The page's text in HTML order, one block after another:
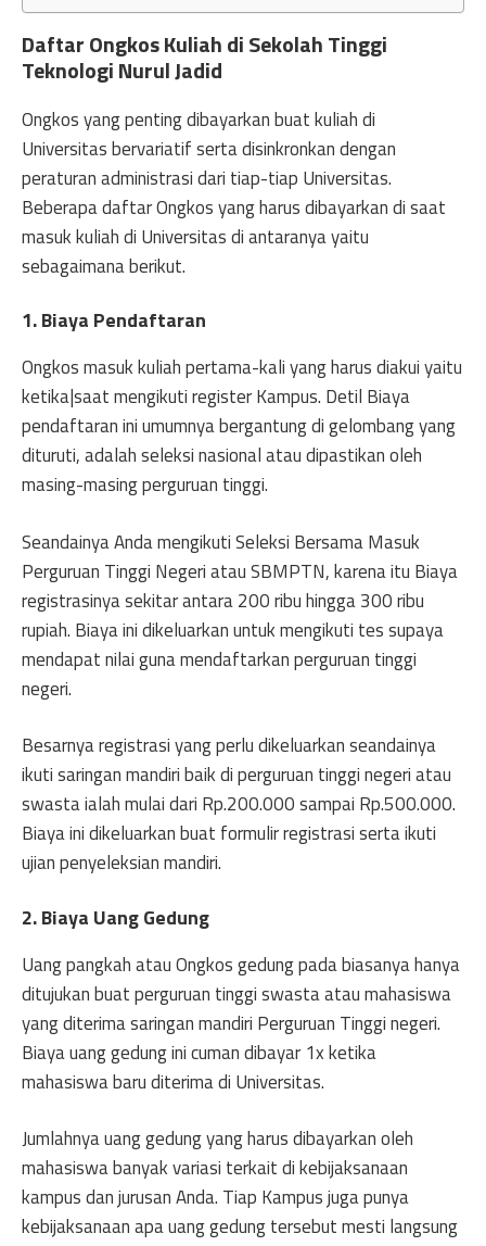
Daftar Ongkos Kuliah di Sekolah Tinggi
Teknologi Nurul Jadid
Ongkos yang penting dibayarkan buat kuliah di
Universitas bervariatif serta disinkronkan dengan
peraturan administrasi dari tiap-tiap Universitas.
Beberapa daftar Ongkos yang harus dibayarkan di saat
masuk kuliah di Universitas di antaranya yaitu
sebagaimana berikut.
1. Biaya Pendaftaran
Ongkos masuk kuliah pertama-kali yang harus diakui yaitu
ketika|saat mengikuti register Kampus. Detil Biaya
pendaftaran ini umumnya bergantung di gelombang yang
dituruti, adalah seleksi nasional atau dipastikan oleh
masing-masing perguruan tinggi.
Seandainya Anda mengikuti Seleksi Bersama Masuk
Perguruan Tinggi Negeri atau SBMPTN, karena itu Biaya
registrasinya sekitar antara 200 ribu hingga 300 ribu
rupiah. Biaya ini dikeluarkan untuk mengikuti tes supaya
mendapat nilai guna mendaftarkan perguruan tinggi
negeri.
Besarnya registrasi yang perlu dikeluarkan seandainya
ikuti saringan mandiri baik di perguruan tinggi negeri atau
swasta ialah mulai dari Rp.200.000 sampai Rp.500.000.
Biaya ini dikeluarkan buat formulir registrasi serta ikuti
ujian penyeleksian mandiri.
2. Biaya Uang Gedung
Uang pangkah atau Ongkos gedung pada biasanya hanya
ditujukan buat perguruan tinggi swasta atau mahasiswa
yang diterima saringan mandiri Perguruan Tinggi negeri.
Biaya uang gedung ini cuman dibayar 1x ketika
mahasiswa baru diterima di Universitas.
Jumlahnya uang gedung yang harus dibayarkan oleh
mahasiswa banyak variasi terkait di kebijaksanaan
kampus dan jurusan Anda. Tiap Kampus juga punya
kebijaksanaan apa uang gedung tersebut mesti langsung